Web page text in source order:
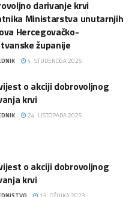
darivanje krvi
Ministarstva unutarnjih
Hercegovačko-
županije
4. STUDENOGA 2025.
o akciji dobrovoljnog
krvi
24. LISTOPADA 2025.
o akciji dobrovoljnog
krvi